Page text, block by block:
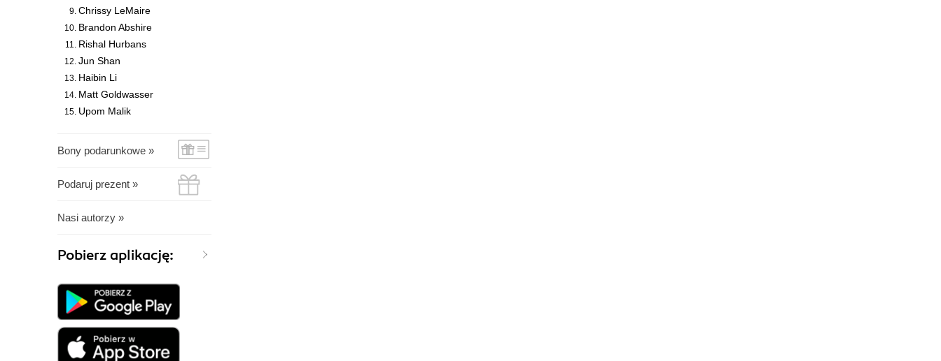
Chrissy LeMaire
Brandon Abshire
Rishal Hurbans
Jun Shan
Haibin Li
Matt Goldwasser
Upom Malik
Bony podarunkowe »
Podaruj prezent »
Nasi autorzy »
Pobierz aplikację: